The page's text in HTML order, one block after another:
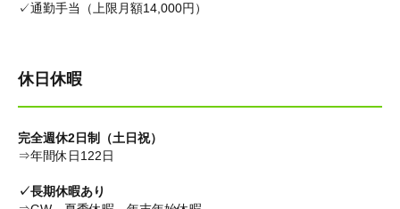
✓通勤手当（上限月額14,000円）
休日休暇
完全週休2日制（土日祝）
⇒年間休日122日
✓長期休暇あり